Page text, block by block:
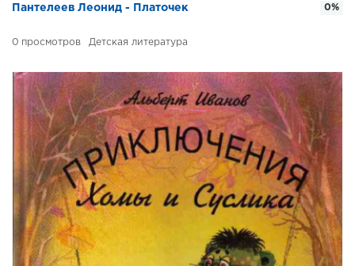
Пантелеев Леонид - Платочек
0 Детская литература
0%